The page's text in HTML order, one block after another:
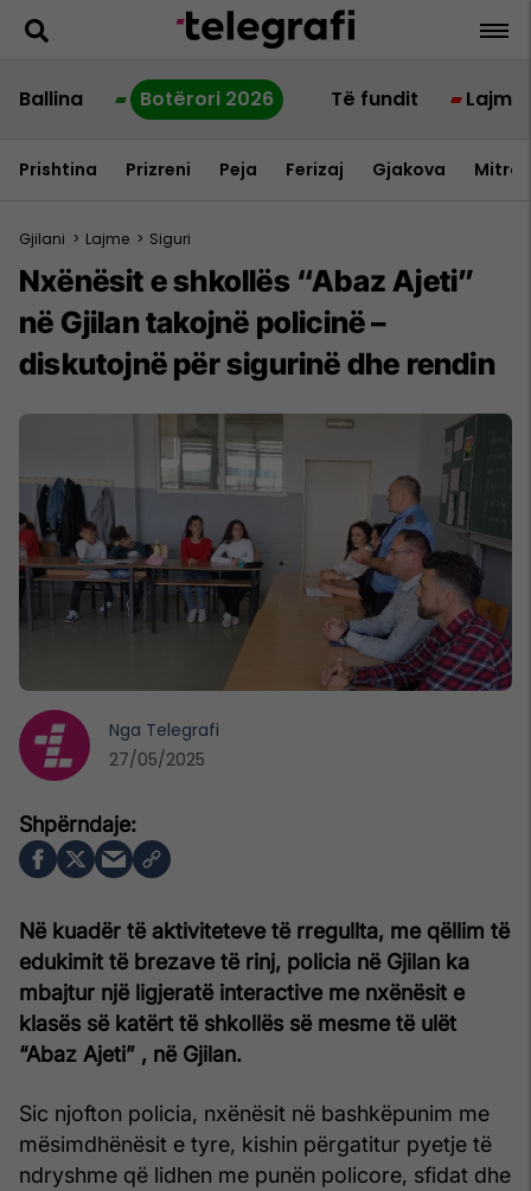
Ballina Botërori 2026 Të fundit Lajme
Prishtina Prizreni Peja Ferizaj Gjakova
Gjilani > Lajme > Siguri
Nxënësit e shkollës “Abaz Ajeti”
në Gjilan takojnë policinë –
diskutojnë për sigurinë dhe rendin
Në kuadër të aktiviteteve të rregullta, me qëllim të
edukimit të brezave të rinj, policia në Gjilan ka
mbajtur një ligjeratë interactive me nxënësit e
klasës së katërt të shkollës së mesme të ulët
“Abaz Ajeti” , në Gjilan.
Sic njofton policia, nxënësit në bashkëpunim me
mësimdhënësit e tyre, kishin përgatitur pyetje të
ndryshme që lidhen me punën policore, sfidat dhe
Nga Telegrafi
27/05/2025